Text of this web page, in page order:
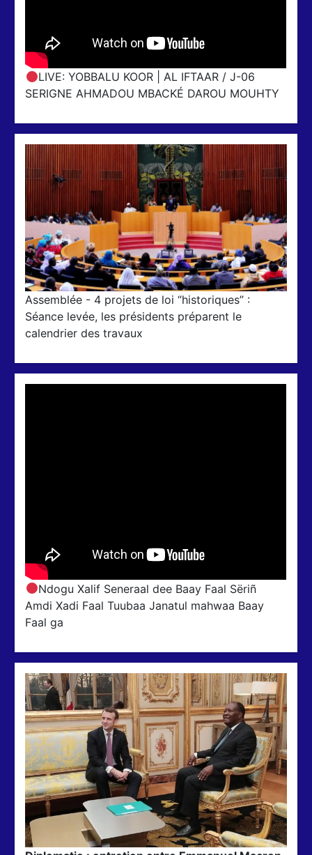
LIVE: YOBBALU KOOR | AL IFTAAR / J-06
SERIGNE AHMADOU MBACKÉ DAROU MOUHTY
Assemblée - 4 projets de loi “historiques” :
Séance levée, les présidents préparent le
calendrier des travaux
Ndogu Xalif Seneraal dee Baay Faal Sëriñ
Amdi Xadi Faal Tuubaa Janatul mahwaa Baay
Faal ga